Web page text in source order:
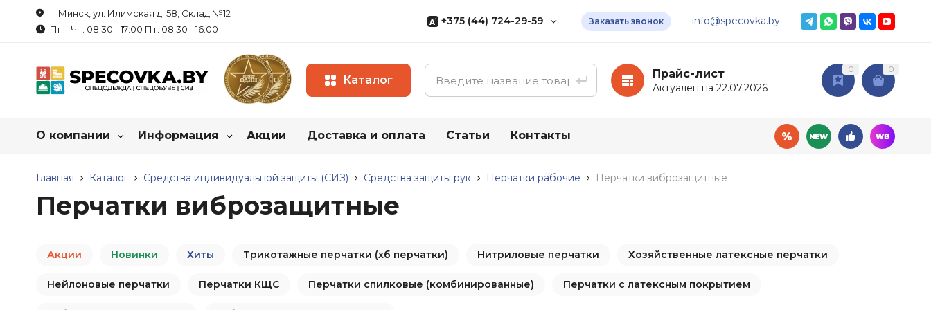
г. Минск, ул. Илимская д. 58, Склад №12
Пн - Чт: 08:30 - 17:00 Пт: 08:30 - 16:00
+375 (44) 724-29-59
мультипоставщик доступной
спецодежды собственного
+375 (29) 566-24-36
Все контакты
Заказать звонок info@specovka.by
Каталог Прайс-лист
Актуален на 22.07.2026
0 0
Каталог нашей продукции
Спецодежда
Халаты
Обувь рабочая
Зимняя обувь
Резиновые сапоги (ПВХ)
защиты (СИЗ)
Бытовая химия
Хозяйственные ткани
Доставка
Подбор СИЗ по нормам
О компании
О нас
Реквизиты
Вакансии
Информация
Как купить спецодежду?
Пошив на заказ
Маркировка продукции
Акции Доставка и оплата Статьи Контакты
Главная Каталог Средства индивидуальной защиты (СИЗ) Средства защиты рук Перчатки рабочие Перчатки виброзащитные
Перчатки виброзащитные
Акции Новинки Хиты Трикотажные перчатки (хб перчатки) Нитриловые перчатки Хозяйственные латексные перчатки
Нейлоновые перчатки Перчатки КЩС Перчатки спилковые (комбинированные) Перчатки с латексным покрытием